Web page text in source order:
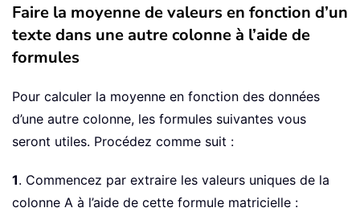
Faire la moyenne de valeurs en fonction d’un
texte dans une autre colonne à l’aide de
formules
Pour calculer la moyenne en fonction des données
d’une autre colonne, les formules suivantes vous
seront utiles. Procédez comme suit :
1. Commencez par extraire les valeurs uniques de la
colonne A à l’aide de cette formule matricielle :